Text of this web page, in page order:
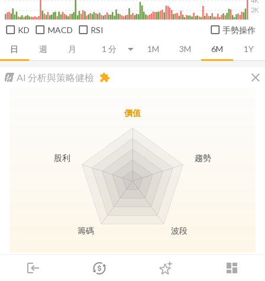
login dashboard
市場 登入
日 週 月 1M 3M 6M 1Y
2K
KD MACD RSI 手勢操作
AI 分析與策略健檢 close
extension
趨勢動能 波段訊號 存股收息
價值
趨勢
波段
籌碼
股利